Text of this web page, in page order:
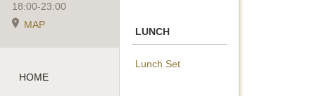
18:00-23:00
MAP
HOME
LUNCH
Lunch Set